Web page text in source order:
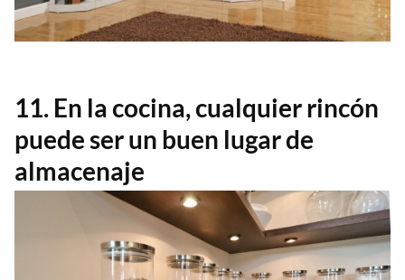
11. En la cocina, cualquier rincón
puede ser un buen lugar de
almacenaje